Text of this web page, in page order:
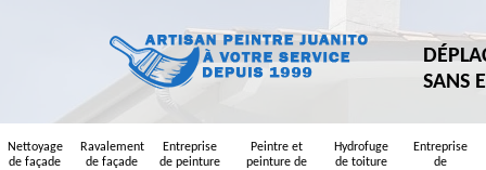
SANS
Nettoyage
de façade
Ravalement
de façade
Entreprise
de peinture
Peintre et
peinture de
Hydrofuge
de toiture
Entreprise
de